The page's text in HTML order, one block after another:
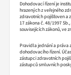
Dohodovací řízení je
hrazených z veřejného
zdravotních pojišťoven a
17 zákona č. 48/1997
souvisejících zákonů, ve
Pravidla jednání a práva
dohodovacího řízení.
zástupci zdravotních
zástupců smluvních